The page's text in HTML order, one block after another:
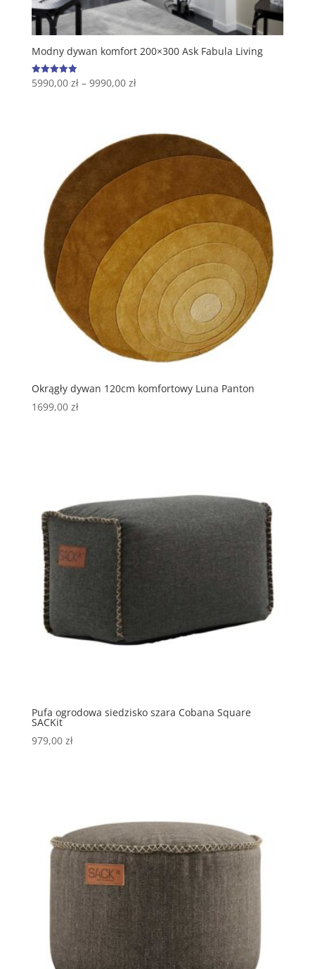
Modny dywan komfort 200×300 Ask Fabula Living
Oceniono
5.00
5990,00 zł– 9990,00 zł
Okrągły dywan 120cm komfortowy Luna Panton
1699,00 zł
Pufa ogrodowa siedzisko szara Cobana Square
SACKit
979,00 zł